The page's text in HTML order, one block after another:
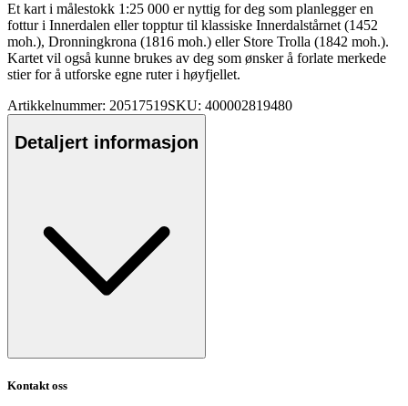
Et kart i målestokk 1:25 000 er nyttig for deg som planlegger en
fottur i Innerdalen eller topptur til klassiske Innerdalstårnet (1452
moh.), Dronningkrona (1816 moh.) eller Store Trolla (1842 moh.).
Kartet vil også kunne brukes av deg som ønsker å forlate merkede
stier for å utforske egne ruter i høyfjellet.
Artikkelnummer: 20517519SKU: 400002819480
Detaljert informasjon
Kontakt oss